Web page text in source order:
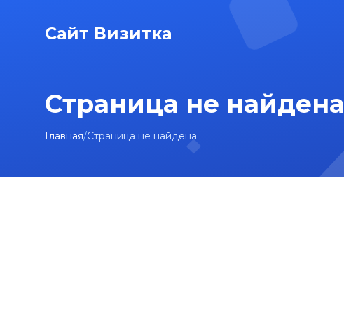
Сайт Визитка
Страница не найдена
Главная/Страница не найдена